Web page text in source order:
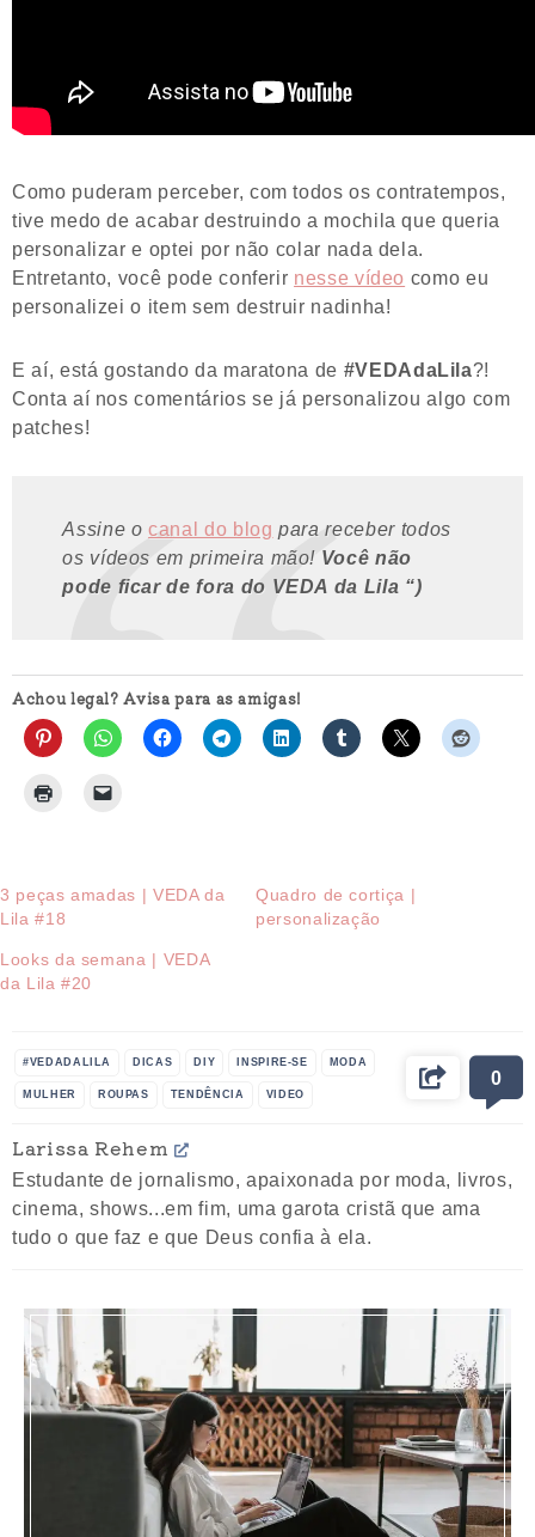
Como puderam perceber, com todos os contratempos,
tive medo de acabar destruindo a mochila que queria
personalizar e optei por não colar nada dela.
Entretanto, você pode conferir nesse vídeo como eu
personalizei o item sem destruir nadinha!
E aí, está gostando da maratona de #VEDAdaLila?!
Conta aí nos comentários se já personalizou algo com
patches!
Assine ocanal do blog para receber todos
os vídeos em primeira mão! Você não
pode ficar de fora do VEDA da Lila “)
Achou legal? Avisa para as amigas!
3 peças amadas | VEDA da
Lila #18
Quadro de cortiça |
personalização
Looks da semana | VEDA
da Lila #20
#VEDADALILA DICAS DIY INSPIRE-SE MODA
MULHER ROUPAS TENDÊNCIA VIDEO
0
Larissa Rehem
Estudante de jornalismo, apaixonada por moda, livros,
cinema, shows...em fim, uma garota cristã que ama
tudo o que faz e que Deus confia à ela.